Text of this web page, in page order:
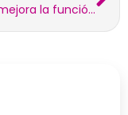
QUINUA: mejora la función inmunitaria